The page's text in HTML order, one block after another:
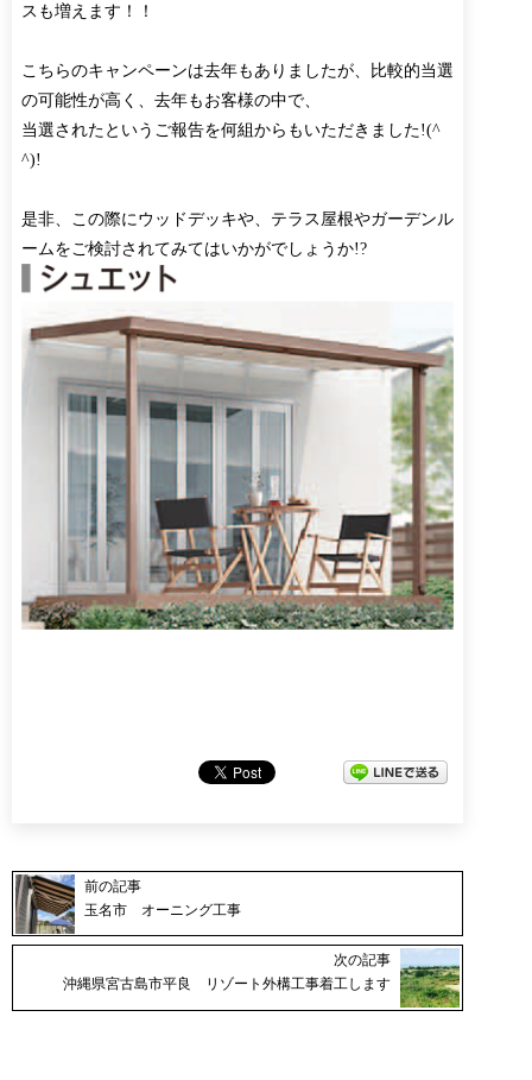
スも増えます！！
こちらのキャンペーンは去年もありましたが、比較的当選
の可能性が高く、去年もお客様の中で、
当選されたというご報告を何組からもいただきました!(^
^)!
是非、この際にウッドデッキや、テラス屋根やガーデンル
ームをご検討されてみてはいかがでしょうか!?
前の記事
玉名市 オーニング工事
次の記事
沖縄県宮古島市平良 リゾート外構工事着工します